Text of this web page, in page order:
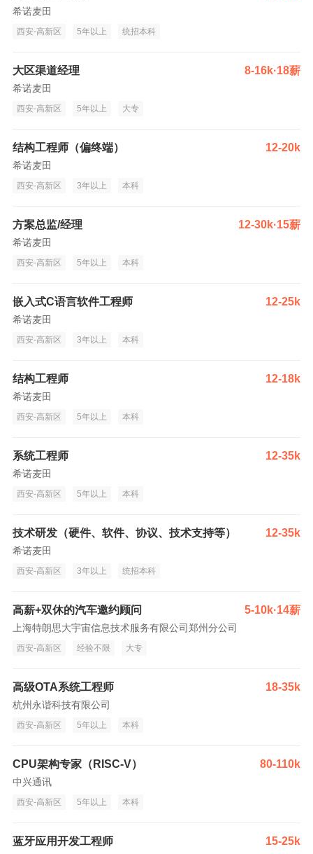
希诺麦田
西安-高新区 5年以上 统招本科
大区渠道经理 8-16k·18薪
希诺麦田
西安-高新区 5年以上 大专
结构工程师（偏终端） 12-20k
希诺麦田
西安-高新区 3年以上 本科
方案总监/经理 12-30k·15薪
希诺麦田
西安-高新区 5年以上 本科
嵌入式C语言软件工程师 12-25k
希诺麦田
西安-高新区 3年以上 本科
结构工程师 12-18k
希诺麦田
西安-高新区 5年以上 本科
系统工程师 12-35k
希诺麦田
西安-高新区 5年以上 本科
技术研发（硬件、软件、协议、技术支持等） 12-35k
希诺麦田
西安-高新区 3年以上 统招本科
高薪+双休的汽车邀约顾问 5-10k·14薪
上海特朗思大宇宙信息技术服务有限公司郑州分公司
西安-高新区 经验不限 大专
高级OTA系统工程师 18-35k
杭州永谐科技有限公司
西安-高新区 5年以上 本科
CPU架构专家（RISC-V） 80-110k
中兴通讯
西安-高新区 5年以上 本科
蓝牙应用开发工程师 15-25k